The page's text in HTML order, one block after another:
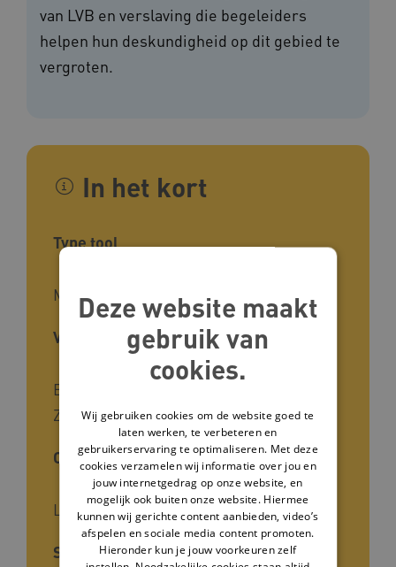
van LVB en verslaving die begeleiders
helpen hun deskundigheid op dit gebied te
vergroten.
In het kort
Type tool
Methode, Achtergrond, Leidraad
Voor wie
Begeleiders, Leidinggevenden,
Zorgverleners
Cliëntgroep
Licht verstandelijke beperking
Soort kennis
Deze website maakt
gebruik van
cookies.
Wij gebruiken cookies om de website goed te
laten werken, te verbeteren en
gebruikerservaring te optimaliseren. Met deze
cookies verzamelen wij informatie over jou en
jouw internetgedrag op onze website, en
mogelijk ook buiten onze website. Hiermee
kunnen wij gerichte content aanbieden, video’s
afspelen en sociale media content promoten.
Hieronder kun je jouw voorkeuren zelf